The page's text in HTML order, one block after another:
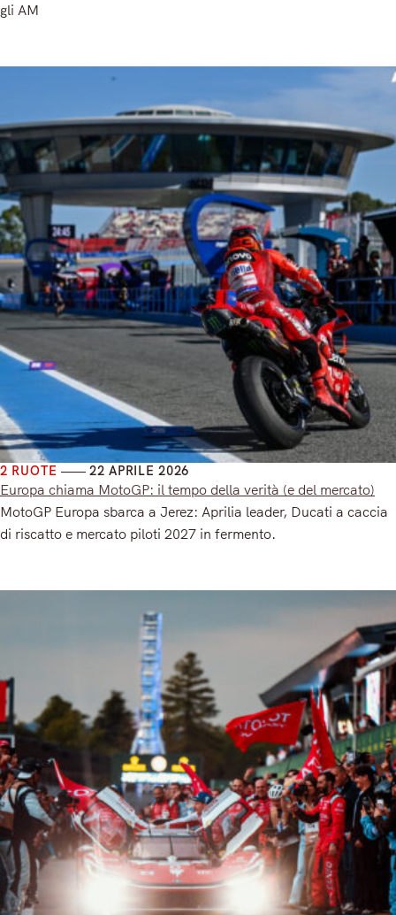
gli AM
2 RUOTE 22 APRILE 2026
Europa chiama MotoGP: il tempo della verità (e del mercato)
MotoGP Europa sbarca a Jerez: Aprilia leader, Ducati a caccia
di riscatto e mercato piloti 2027 in fermento.